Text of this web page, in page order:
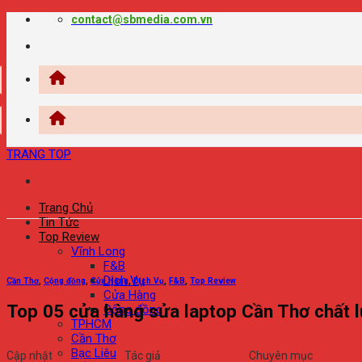
Chuyển
contact@sbmedia.com.vn
TRANG TOP
Trang Chủ
Tin Tức
Top Review
Vĩnh Long
F&B
Dịch Vụ
Cửa Hàng
Cộng đồng
TPHCM
Cần Thơ
Bạc Liêu
Cần Thơ Cộng đồng Cửa Hàng ,Dịch Vụ F&B Top Review
Top 05 cửa hàng sửa laptop Cần Thơ chất
Cập nhật
Tác giả
Chuyên mục